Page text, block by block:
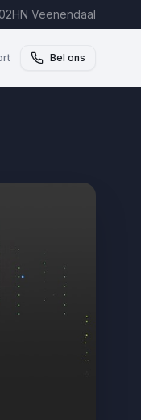
Veenendaal
Bel ons